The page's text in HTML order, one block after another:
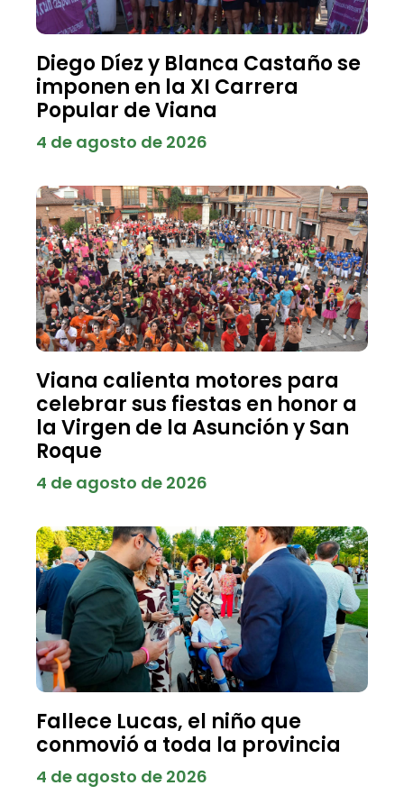
Diego Díez y Blanca Castaño se
imponen en la XI Carrera
Popular de Viana
4 de agosto de 2026
Viana calienta motores para
celebrar sus fiestas en honor a
la Virgen de la Asunción y San
Roque
4 de agosto de 2026
Fallece Lucas, el niño que
conmovió a toda la provincia
4 de agosto de 2026